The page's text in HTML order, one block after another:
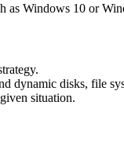
as Windows 10 or
dynamic disks, file
situation.